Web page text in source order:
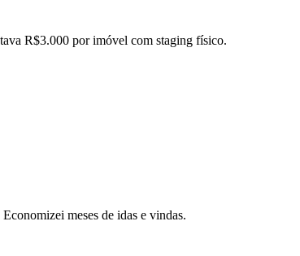
R$3.000 por imóvel com staging físico.
meses de idas e vindas.